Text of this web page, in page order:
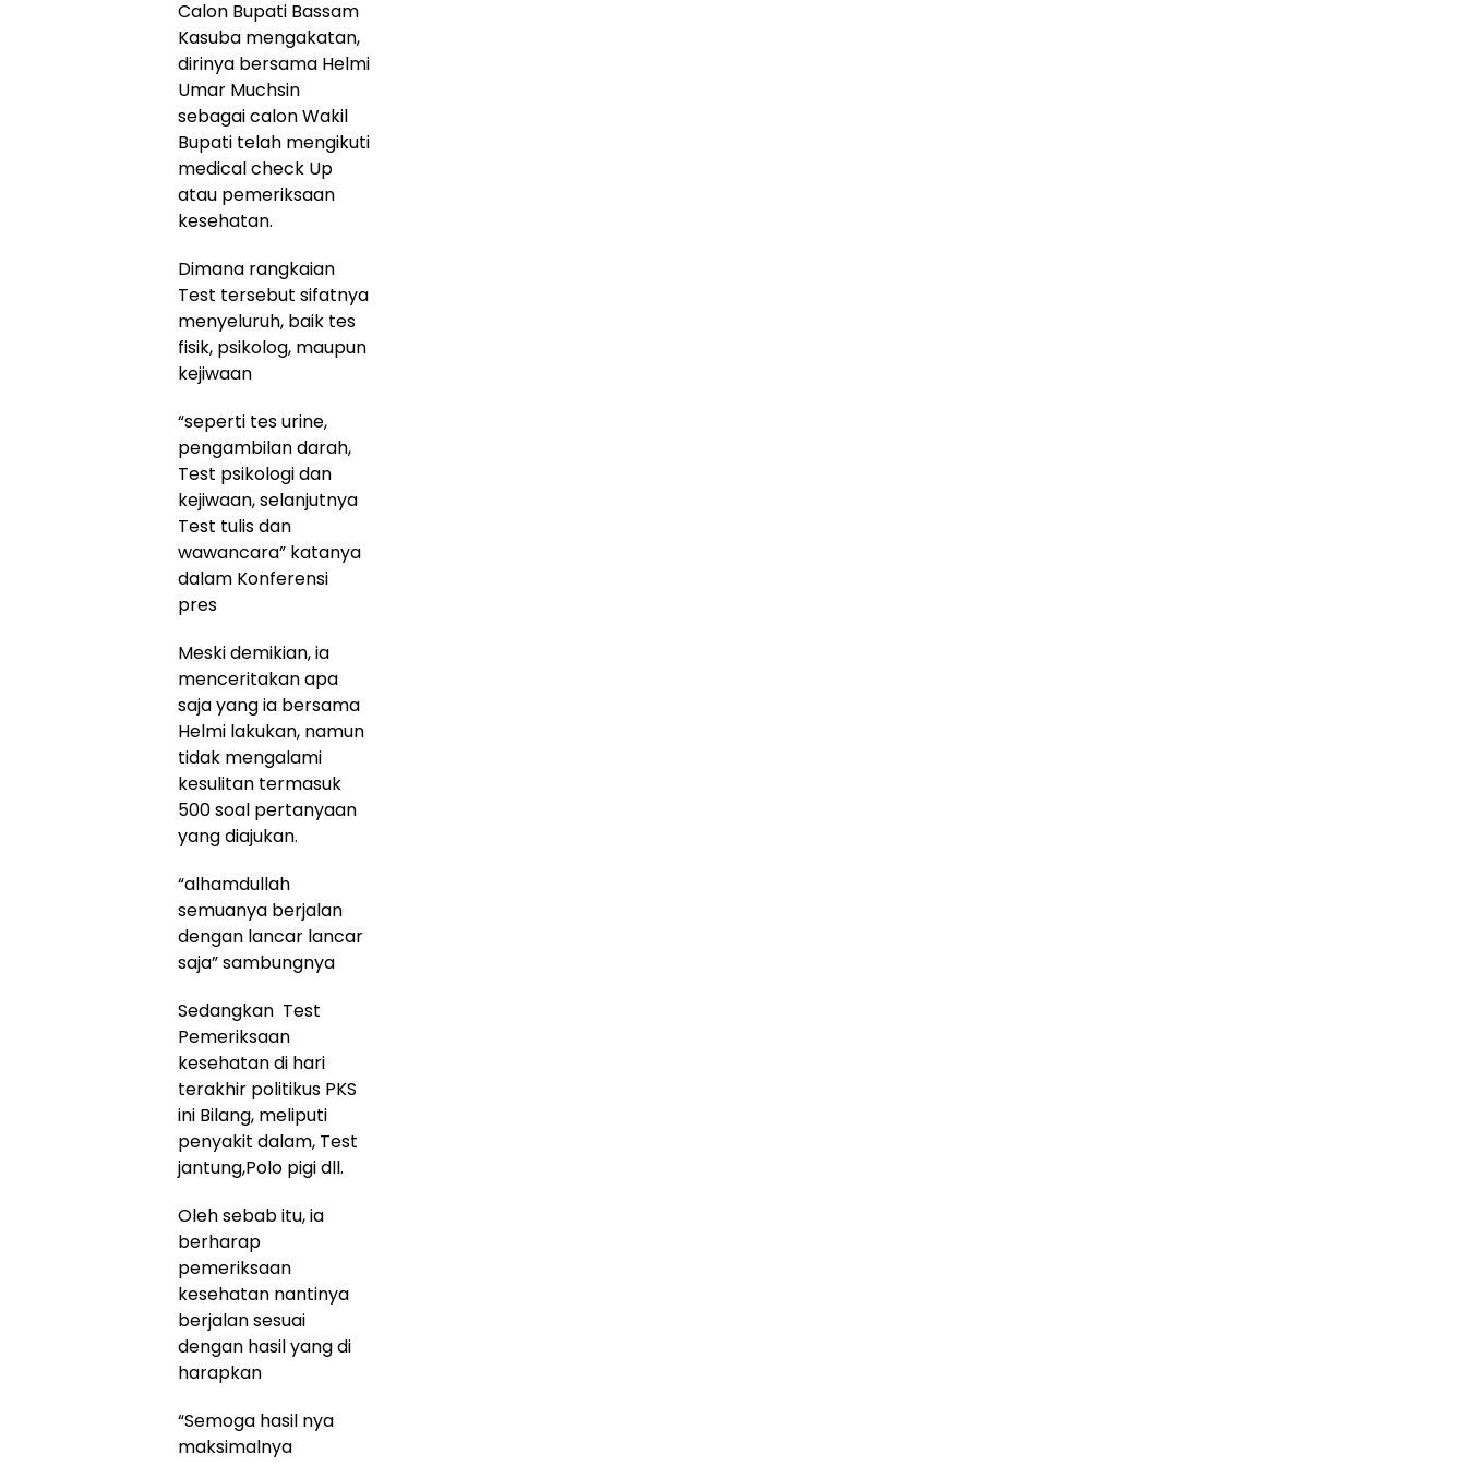
Calon Bupati Bassam
Kasuba mengakatan,
dirinya bersama Helmi
Umar Muchsin
sebagai calon Wakil
Bupati telah mengikuti
medical check Up
atau pemeriksaan
kesehatan.
Dimana rangkaian
Test tersebut sifatnya
menyeluruh, baik tes
fisik, psikolog, maupun
kejiwaan
“seperti tes urine,
pengambilan darah,
Test psikologi dan
kejiwaan, selanjutnya
Test tulis dan
wawancara” katanya
dalam Konferensi
pres
Meski demikian, ia
menceritakan apa
saja yang ia bersama
Helmi lakukan, namun
tidak mengalami
kesulitan termasuk
500 soal pertanyaan
yang diajukan.
“alhamdullah
semuanya berjalan
dengan lancar lancar
saja” sambungnya
Sedangkan Test
Pemeriksaan
kesehatan di hari
terakhir politikus PKS
ini Bilang, meliputi
penyakit dalam, Test
jantung,Polo pigi dll.
Oleh sebab itu, ia
berharap
pemeriksaan
kesehatan nantinya
berjalan sesuai
dengan hasil yang di
harapkan
“Semoga hasil nya
maksimalnya